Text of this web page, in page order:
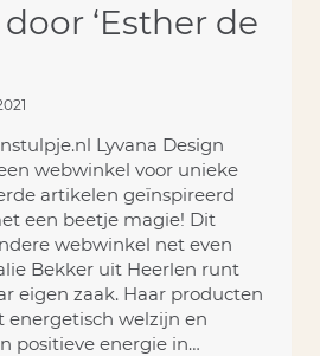
‘Esther de
Lyvana Design
webwinkel voor unieke
artikelen geïnspireerd
een beetje magie! Dit
webwinkel net even
Bekker uit Heerlen runt
eigen zaak. Haar producten
energetisch welzijn en
positieve energie in…